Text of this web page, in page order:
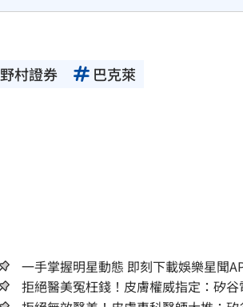
野村證券 巴克萊
一手掌握明星動態 即刻下載娛樂星
拒絕醫美冤枉錢！皮膚權威指定：矽谷